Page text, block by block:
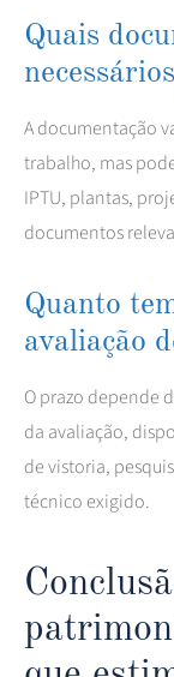
Quais
A documentação
trabalho, mas
IPTU, plantas,
documentos
Quanto
avaliação
O prazo depende
da avaliação,
de vistoria,
técnico exigido.